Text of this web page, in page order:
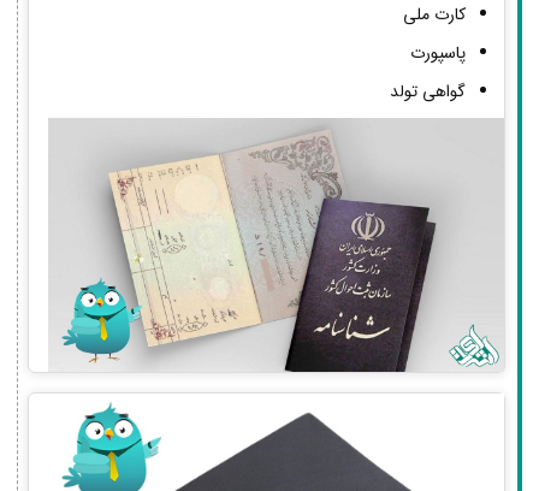
کارت ملی
پاسپورت
گواهی تولد